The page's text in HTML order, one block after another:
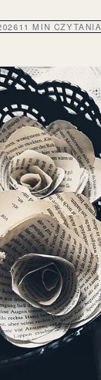
11 MIN CZYTANIA